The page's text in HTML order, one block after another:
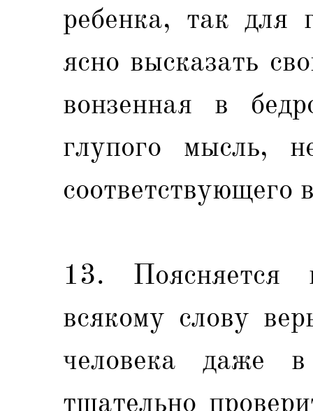
ребенка, так для
ясно высказать
вонзенная в
глупого мысль,
соответствующего
13.
всякому слову
человека даже
тщательно